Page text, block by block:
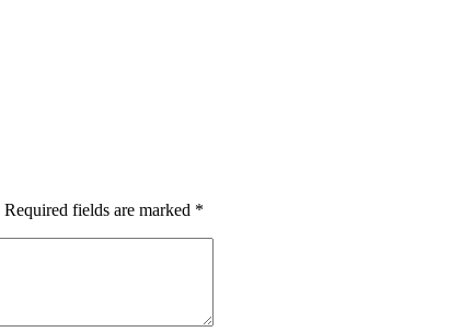
Required fields are marked *